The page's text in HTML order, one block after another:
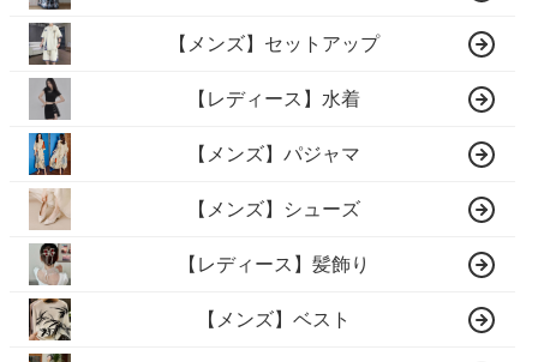
【メンズ】セットアップ
【レディース】水着
【メンズ】パジャマ
【メンズ】シューズ
【レディース】髪飾り
【メンズ】ベスト